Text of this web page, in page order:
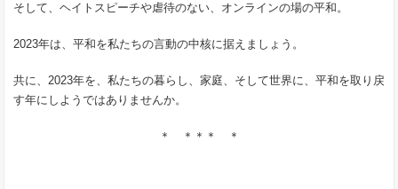
そして、ヘイトスピーチや虐待のない、オンラインの場の平和。
2023年は、平和を私たちの言動の中核に据えましょう。
共に、2023年を、私たちの暮らし、家庭、そして世界に、平和を取り戻
す年にしようではありませんか。
＊ ＊＊＊ ＊